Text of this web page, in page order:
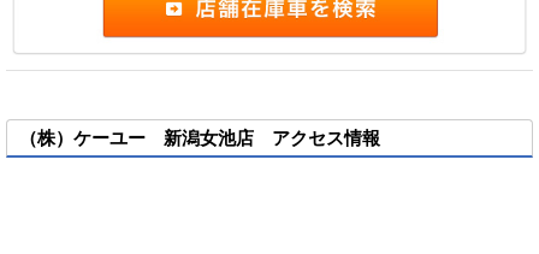
（株）ケーユー 新潟女池店 アクセス情報